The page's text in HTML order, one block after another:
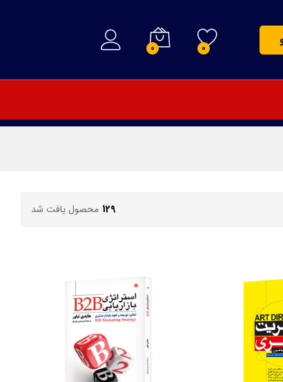
0
0
129 محصول یافت شد